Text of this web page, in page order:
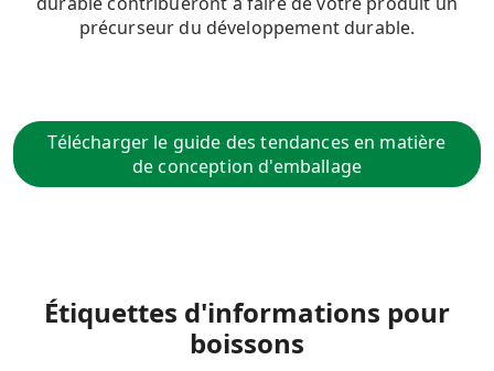
précurseur du développement durable.
Télécharger le guide des tendances en matière
de conception d'emballage
Étiquettes d'informations pour
boissons